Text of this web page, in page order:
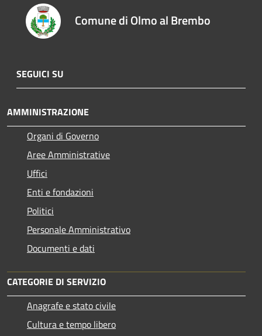
Comune di Olmo al Brembo
SEGUICI SU
AMMINISTRAZIONE
Organi di Governo
Aree Amministrative
Uffici
Enti e fondazioni
Politici
Personale Amministrativo
Documenti e dati
CATEGORIE DI SERVIZIO
Anagrafe e stato civile
Cultura e tempo libero